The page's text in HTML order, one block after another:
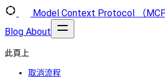
Model Context Protocol （MCP
Blog About
此頁上
取消流程